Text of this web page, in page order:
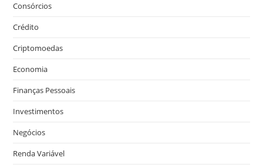
Consórcios
Crédito
Criptomoedas
Economia
Finanças Pessoais
Investimentos
Negócios
Renda Variável